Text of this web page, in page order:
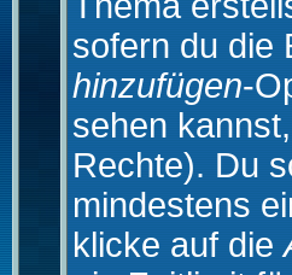
sofern du die
hinzufügen-
sehen
Rechte). Du
mindestens
klicke auf die